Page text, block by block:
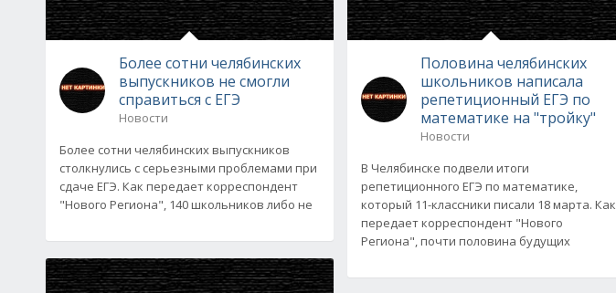
Более сотни челябинских
выпускников не смогли
справиться с ЕГЭ
Новости
Более сотни челябинских выпускников
столкнулись с серьезными проблемами при
сдаче ЕГЭ. Как передает корреспондент
"Нового Региона", 140 школьников либо не
Половина челябинских
школьников написала
репетиционный ЕГЭ по
математике на "тройку"
Новости
В Челябинске подвели итоги
репетиционного ЕГЭ по математике,
который 11-классники писали 18 марта. Как
передает корреспондент "Нового
Региона", почти половина будущих